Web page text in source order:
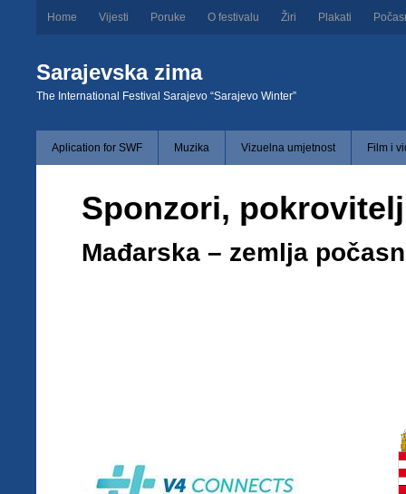
Home Vijesti Poruke O festivalu Žiri Plakati
Sarajevska zima
The International Festival Sarajevo “Sarajevo Winter”
Aplication for SWF Muzika Vizuelna umjetnost Film i
Sponzori,
Mađarska – zemlja